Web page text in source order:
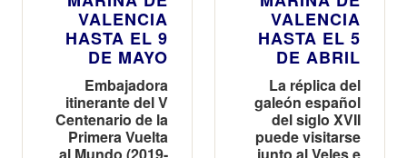
VALENCIA
HASTA EL 9
DE MAYO
Embajadora
itinerante del V
Centenario de la
Primera Vuelta
al Mundo (2019-
VALENCIA
HASTA EL 5
DE ABRIL
La réplica del
galeón español
del siglo XVII
puede visitarse
junto al Veles e